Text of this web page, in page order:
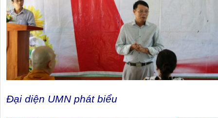
Đại diện UMN phát biểu